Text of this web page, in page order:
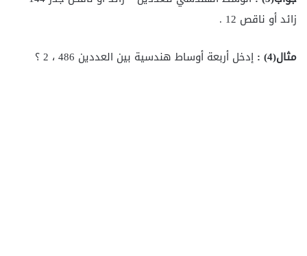
زائد أو ناقص 12 .
مثال(4 ) : إدخل أربعة أوساط هندسية بين العددين 486 ، 2 ؟